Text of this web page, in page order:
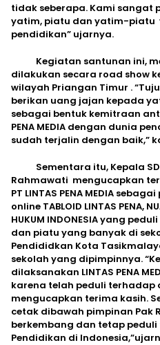
tidak seberapa. Kami sangat
yatim, piatu dan yatim-piatu
pendidikan” ujarnya.
Kegiatan santunan ini,
dilakukan secara road show
wilayah Priangan Timur .
berikan uang jajan kepada
sebagai bentuk kemitraan
PENA MEDIA dengan dunia
sudah terjalin dengan baik,”
Sementara itu, Kepala
Rahmawati mengucapkan
PT LINTAS PENA MEDIA
online TABLOID LINTAS PENA,
HUKUM INDONESIA yang
dan piatu yang banyak di
Pendididkan Kota
sekolah yang dipimpinnya.
dilaksanakan LINTAS PENA
karena telah peduli terhadap
mengucapkan terima kasih.
cetak dibawah pimpinan Pak
berkembang dan tetap
Pendidikan di